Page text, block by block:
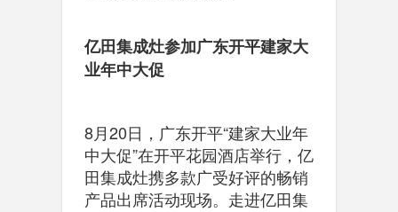
亿田集成灶参加广东开平建家大
业年中大促
8月20日，广东开平“建家大业年
中大促”在开平花园酒店举行，亿
田集成灶携多款广受好评的畅销
产品出席活动现场。走进亿田集